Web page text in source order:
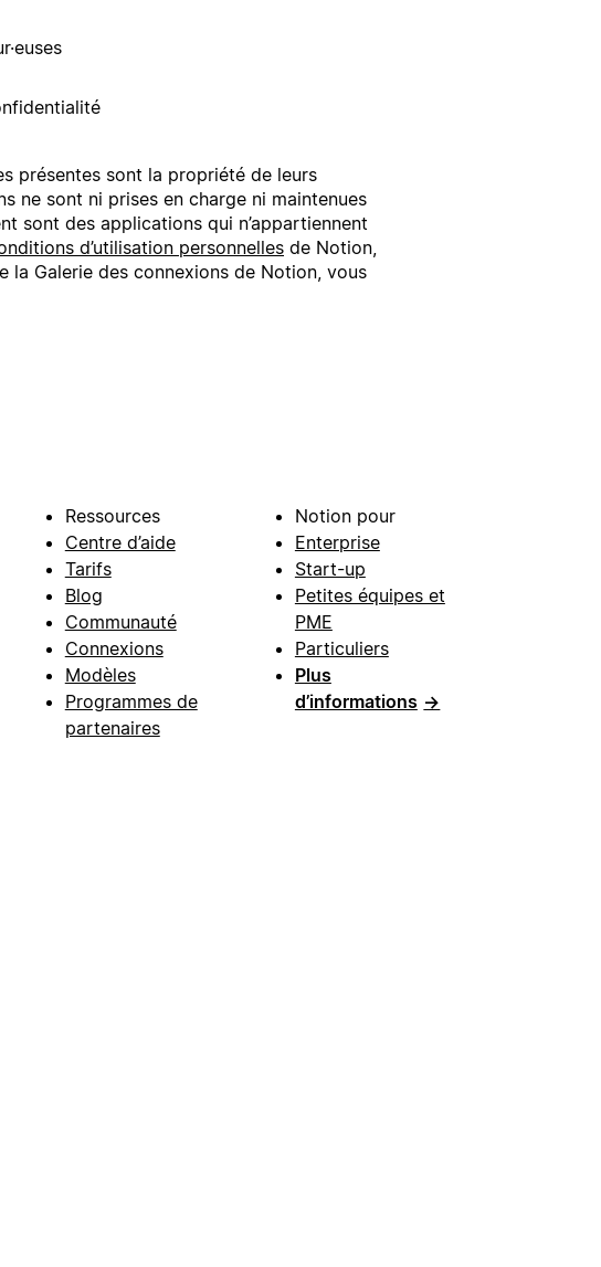
présentes sont la propriété de leurs
ne sont ni prises en charge ni maintenues
sont des applications qui n’appartiennent
d’utilisation personnelles de Notion,
la Galerie des connexions de Notion, vous
Ressources
Centre d’aide
Tarifs
Blog
Communauté
Connexions
Modèles
Programmes de
partenaires
Notion pour
Enterprise
Start-up
Petites équipes et
PME
Particuliers
Plus
d’informations →